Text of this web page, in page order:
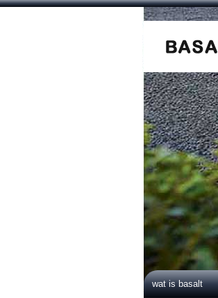
wat is basalt